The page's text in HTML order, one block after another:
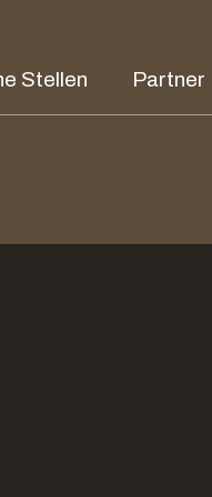
Stellen Partner